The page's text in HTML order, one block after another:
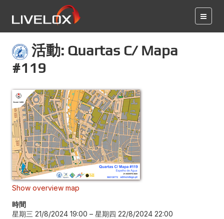
活動: Quartas C/ Mapa
#119
Show overview map
時間
星期三 21/8/2024 19:00 – 星期四 22/8/2024 22:00